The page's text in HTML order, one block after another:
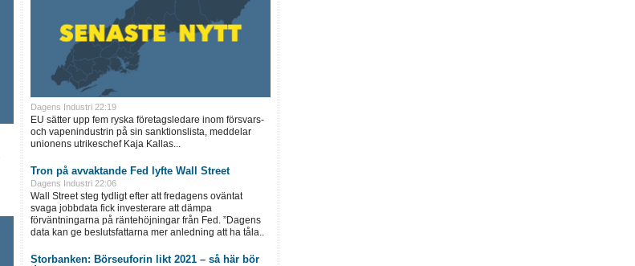
Dagens Industri 22:19
EU sätter upp fem ryska företagsledare inom försvars-
och vapenindustrin på sin sanktionslista, meddelar
unionens utrikeschef Kaja Kallas...
Tron på avvaktande Fed lyfte Wall Street
Dagens Industri 22:06
Wall Street steg tydligt efter att fredagens oväntat
svaga jobbdata fick investerare att dämpa
förväntningarna på räntehöjningar från Fed. ”Dagens
data kan ge beslutsfattarna mer anledning att ha tåla..
Storbanken: Börseuforin likt 2021 – så här bör